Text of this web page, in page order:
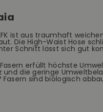
ist aus traumhaft
Die High-Waist Hose
Schnitt lässt sich gut
erfüllt höchste
und die geringe
sind biologisch